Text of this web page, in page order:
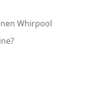
Whirpool